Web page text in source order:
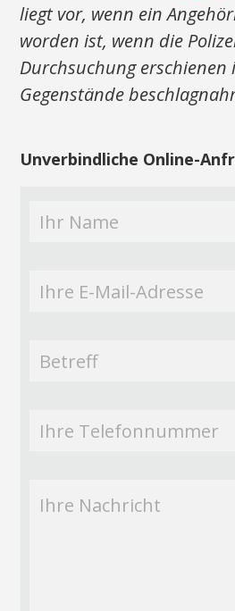
liegt vor, wenn ein
worden ist, wenn die
Durchsuchung erschienen
Gegenstände
Unverbindliche Online-